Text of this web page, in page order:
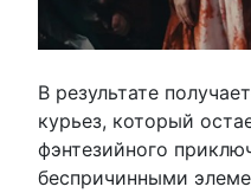
В результате
курьез, который
фэнтезийного
беспричинными